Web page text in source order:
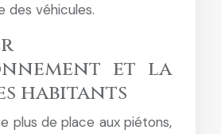
des véhicules.
et la
habitants
plus de place aux piétons,